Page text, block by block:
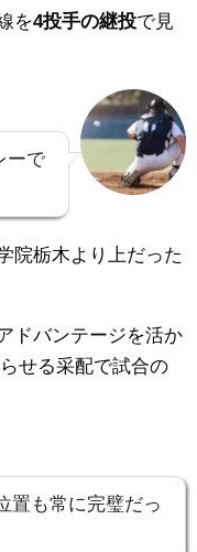
を4投手の継投で見
ーで
院栃木より
上だった
ドバンテージを活か
せる采配で試合の
置も常に完璧だっ